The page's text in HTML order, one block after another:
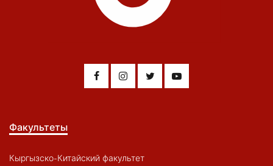
Факультеты
Кыргызско-Китайский факультет